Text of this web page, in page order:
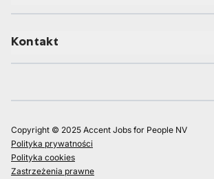
Kontakt
Copyright © 2025 Accent Jobs for People NV
Polityka prywatności
Polityka cookies
Zastrzeżenia prawne